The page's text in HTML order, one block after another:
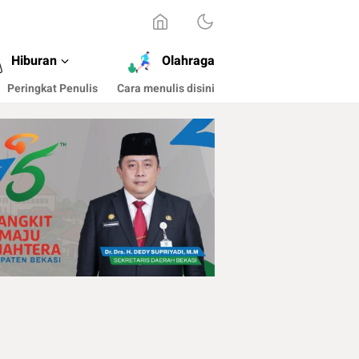
Hiburan Olahraga
Peringkat Penulis Cara menulis disini